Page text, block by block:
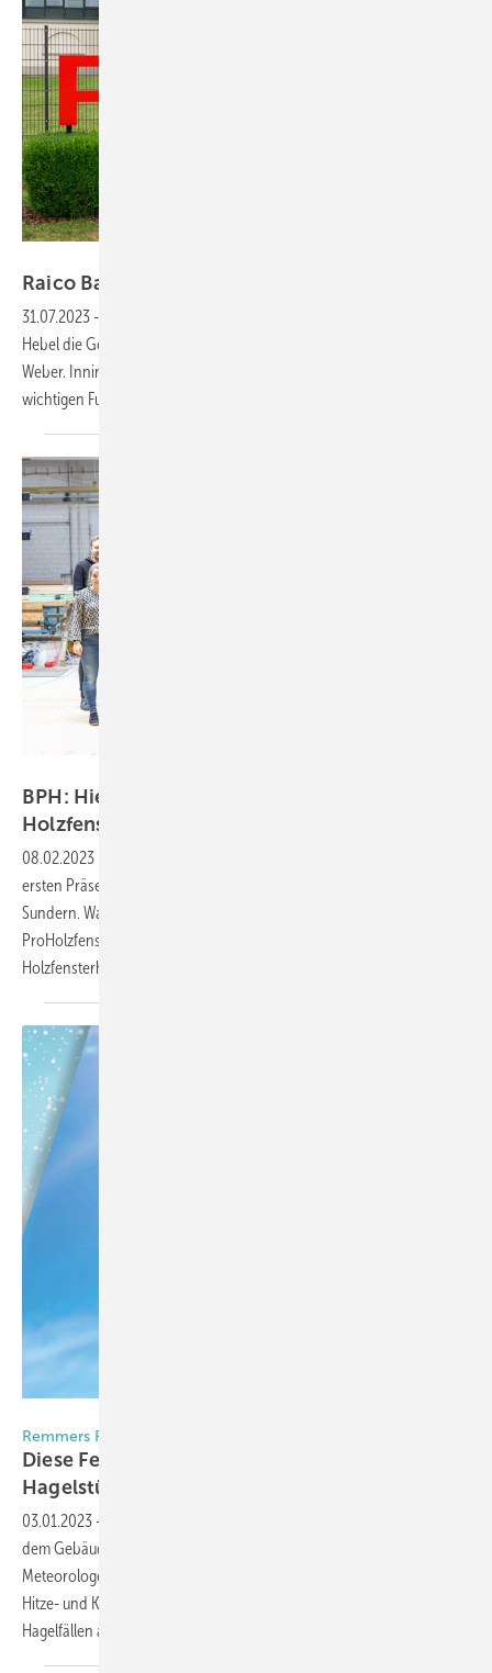
Raico Bautechnik leitet Generationswechsel ein
31.07.2023 -
Hebel die Geschäfte bei Raico an Bernd Schweinberger und Hagen
Weber. Inninger und Hebel bleiben dem Unternehmen aber in einer
wichtigen Funktion
BPH: Hier trifft sich die junge Generation der
Holzfenster-Experten
08.02.2023
ersten Präsenz-Workshop der „Zukunftswerkstatt Holzfenster“ in
Sundern. Was in diesem neuen Format des Bundesverbandes
ProHolzfenster e.V. (BPH) jetzt der jüngeren Generation der
Holzfensterhersteller geboten
Remmers Fensterbeschichtung
Diese Fenster tro tzen Hitze und
Hagelstürmen
03.01.2023 -
dem Gebäude und Bauelemente alltäglich ausgesetzt sind.
Meteorologen sagen voraus, dass wir uns zunehmend mit extremen
Hitze- und Kältewellen sowie mit sintflutartigen Regen-, Schnee- und
Hagelfällen auseinandersetzen müssen. Dazu kommt: